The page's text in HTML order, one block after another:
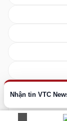
Nhận tin VTC